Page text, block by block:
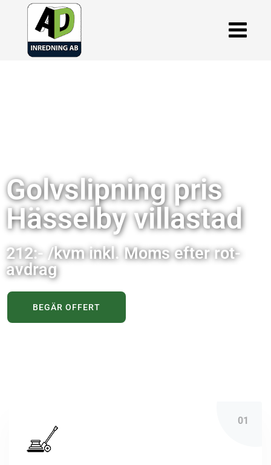
Golvslipning pris
Hässelby villastad
212:- /kvm inkl. Moms efter rot-
avdrag
BEGÄR OFFERT